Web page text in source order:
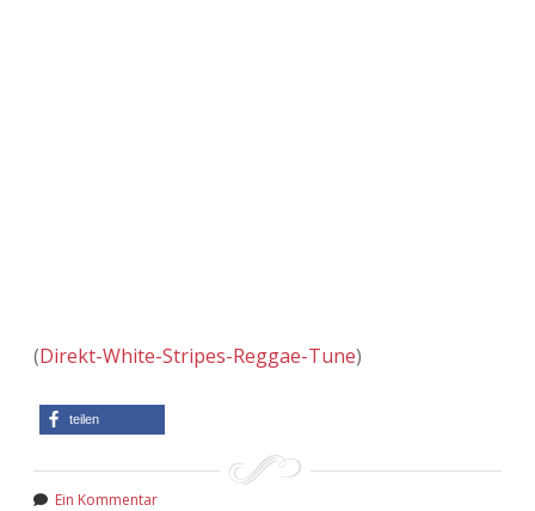
(Direkt-White-Stripes-Reggae-Tune)
teilen
Ein Kommentar